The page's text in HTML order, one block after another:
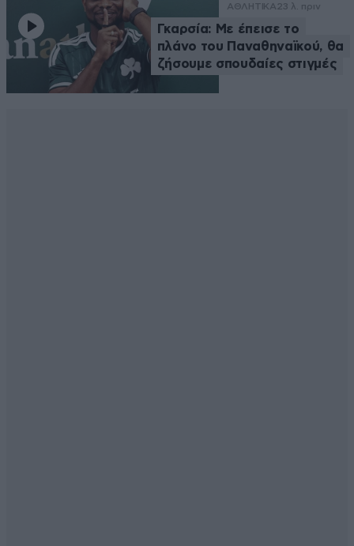
ΑΘΛΗΤΙΚΑ23 λ. πριν
Γκαρσία: Με έπεισε το
πλάνο του Παναθηναϊκού, θα
ζήσουμε σπουδαίες στιγμές